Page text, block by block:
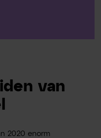
van
2020 enorm